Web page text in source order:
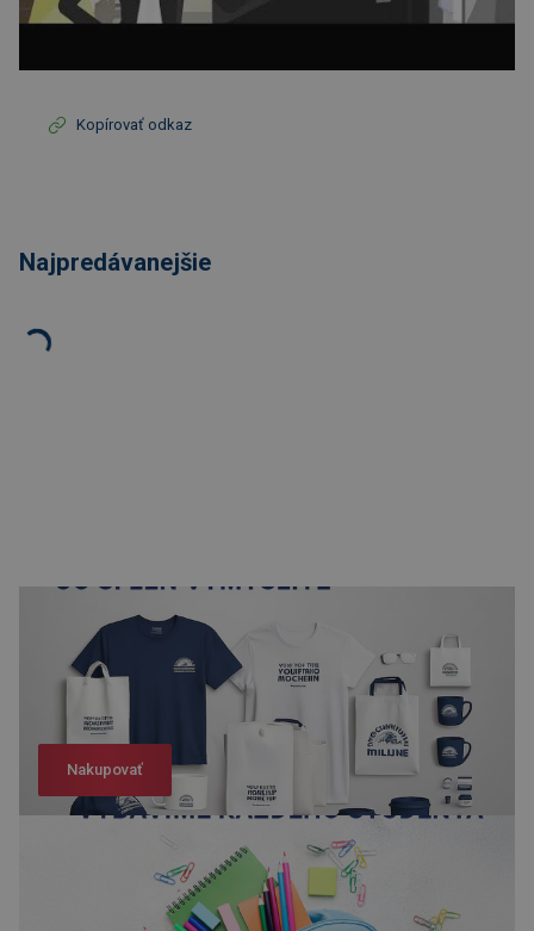
Kopírovať odkaz
Najpredávanejšie
Nakupovať